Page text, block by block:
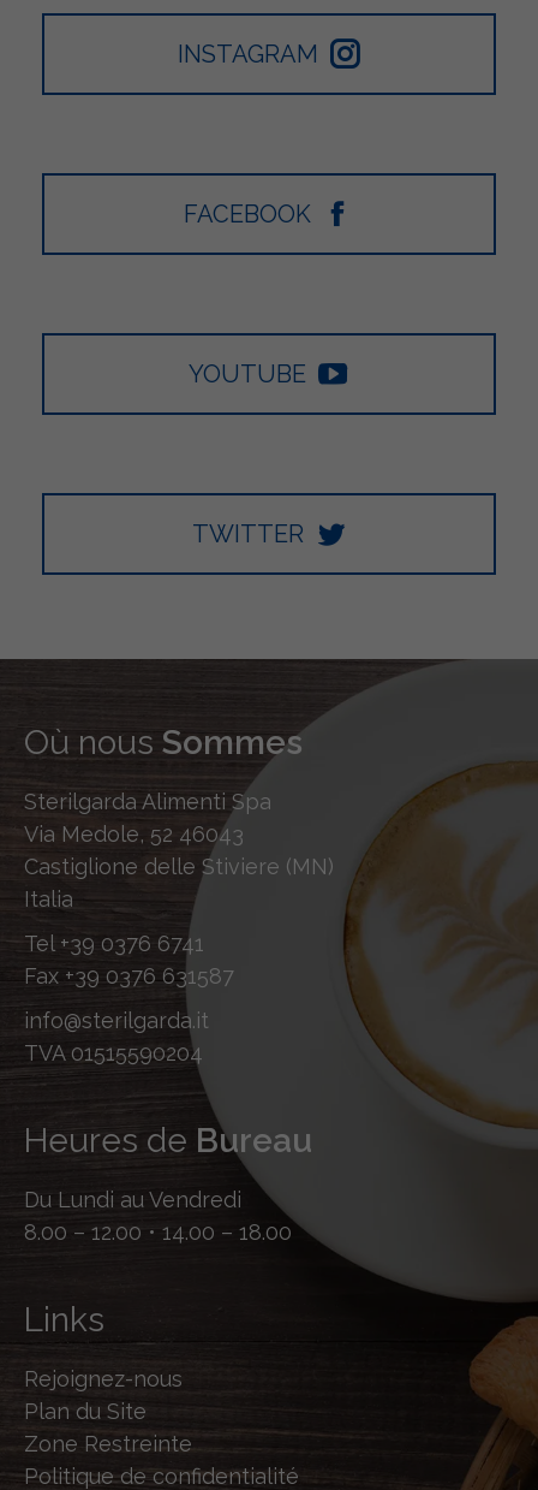
INSTAGRAM
FACEBOOK
YOUTUBE
TWITTER
Où nous Sommes
Sterilgarda Alimenti Spa
Via Medole, 52 46043
Castiglione delle Stiviere (MN)
Italia
Tel +39 0376 6741
Fax +39 0376 631587
info@sterilgarda.it
TVA 01515590204
Heures de Bureau
Du Lundi au Vendredi
8.00 – 12.00 • 14.00 – 18.00
Links
Rejoignez-nous
Plan du Site
Zone Restreinte
Politique de confidentialité